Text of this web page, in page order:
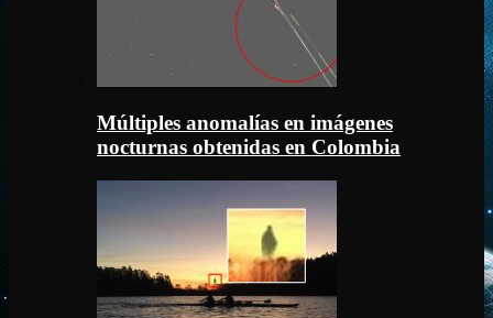
Múltiples anomalías en imágenes
nocturnas obtenidas en Colombia